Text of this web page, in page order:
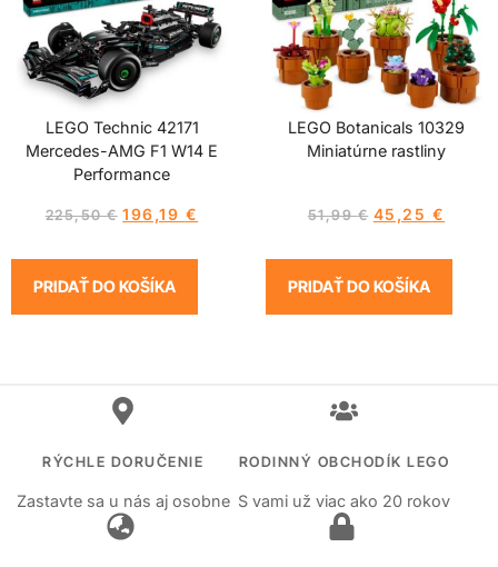
LEGO Technic 42171
Mercedes-AMG F1 W14 E
Performance
225,50€ 196,19 €
PRIDAŤ DO KOŠÍKA
LEGO Botanicals 10329
Miniatúrne rastliny
51,99€ 45,25 €
PRIDAŤ DO KOŠÍKA
RÝCHLE DORUČENIE
Zastavte sa u nás aj osobne
RODINNÝ OBCHODÍK LEGO
S vami už viac ako 20 rokov